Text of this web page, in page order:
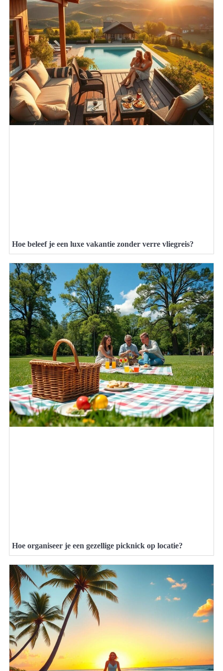
Hoe beleef je een luxe vakantie zonder verre vliegreis?
Hoe organiseer je een gezellige picknick op locatie?